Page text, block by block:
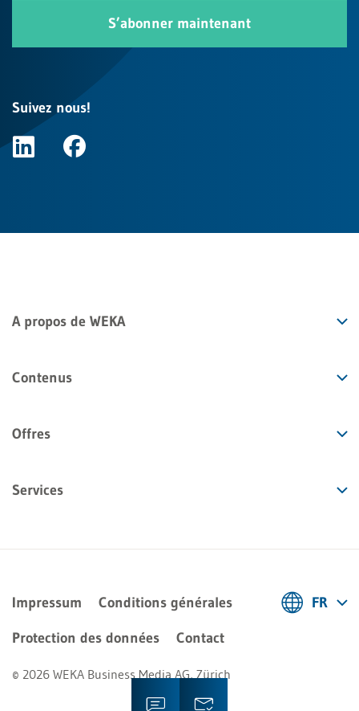
S’abonner maintenant
Suivez nous!
A propos de WEKA
Contenus
Offres
Services
Impressum
Conditions générales
Protection des données
Contact
© 2026 WEKA Business Media AG, Zürich
FR